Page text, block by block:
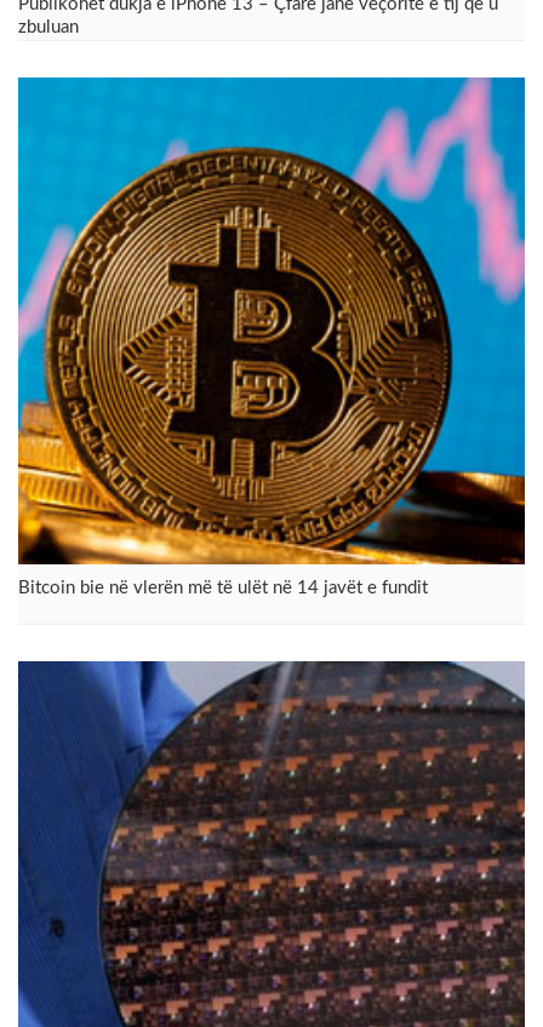
Publikohet dukja e iPhone 13 – Çfarë janë veçoritë e tij që u
zbuluan
Bitcoin bie në vlerën më të ulët në 14 javët e fundit